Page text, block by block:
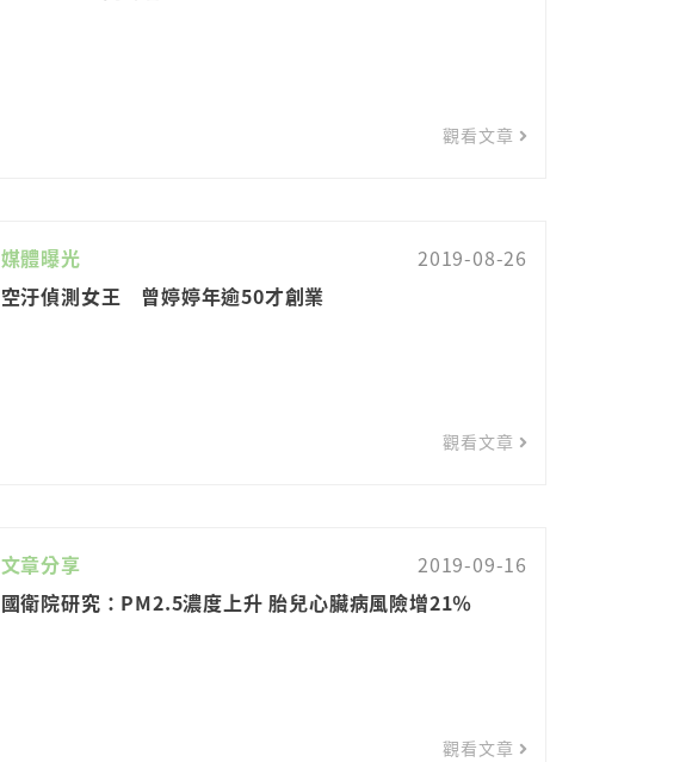
觀看文章
媒體曝光
2019-08-26
空汙偵測女王 曾婷婷年逾50才創業
觀看文章
文章分享
2019-09-16
國衛院研究：PM2.5濃度上升 胎兒心臟病風險增21％
觀看文章